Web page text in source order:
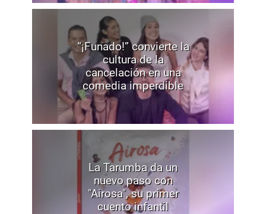
“¡Funado!” convierte la
cultura de la
cancelación en una
comedia imperdible
La Tarumba da un
nuevo paso con
"Airosa", su primer
cuento infantil